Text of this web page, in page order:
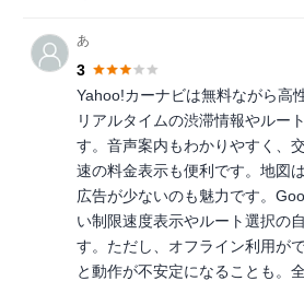
あ
3
Yahoo!カーナビは無料ながら高
リアルタイムの渋滞情報やルー
す。音声案内もわかりやすく、
速の料金表示も便利です。地図
広告が少ないのも魅力です。
い制限速度表示やルート選択の
す。ただし、オフライン利用が
と動作が不安定になることも。